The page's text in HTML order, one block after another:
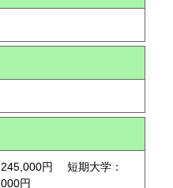
円 短期大学：
円